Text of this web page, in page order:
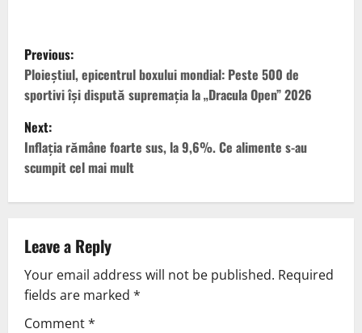
Previous:
Ploieștiul, epicentrul boxului mondial: Peste 500 de
sportivi își dispută supremația la „Dracula Open” 2026
Next:
Inflația rămâne foarte sus, la 9,6%. Ce alimente s-au
scumpit cel mai mult
Leave a Reply
Your email address will not be published. Required
fields are marked *
Comment*